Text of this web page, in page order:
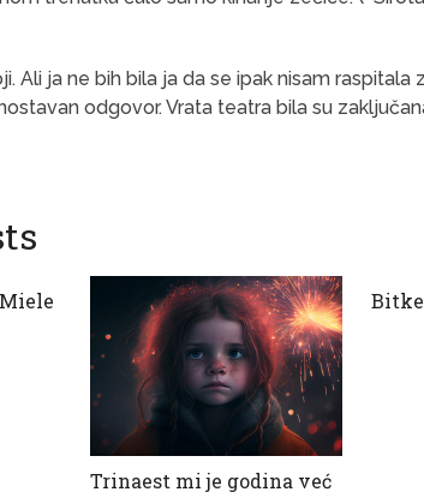
Ali ja ne bih bila ja da se ipak nisam raspitala
odgovor. Vrata teatra bila su
Trinaest mi je godina već
Bitke